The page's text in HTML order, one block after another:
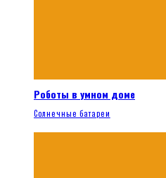
Роботы в умном доме
Солнечные батареи